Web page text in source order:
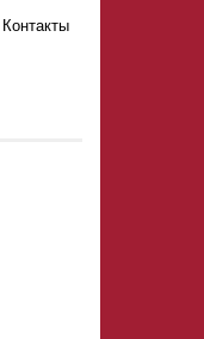
Контакты